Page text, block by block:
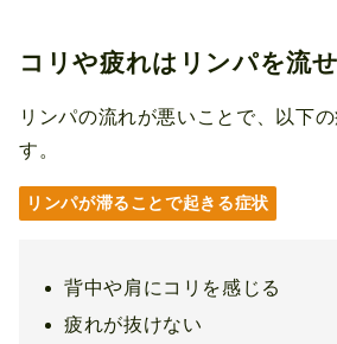
コリや疲れはリンパを流
リンパの流れが悪いことで、以下
す。
リンパが滞ることで起きる症状
背中や肩にコリを感じる
疲れが抜けない